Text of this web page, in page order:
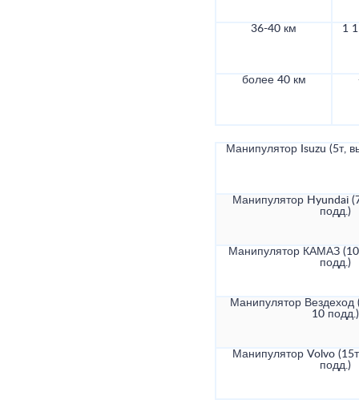
36-40 км 1
более 40 км
Манипулятор Isuzu (5т,
Манипулятор Hyundai
подд.)
Манипулятор КАМАЗ
подд.)
Манипулятор Вездеход
10 подд.)
Манипулятор Volvo
подд.)